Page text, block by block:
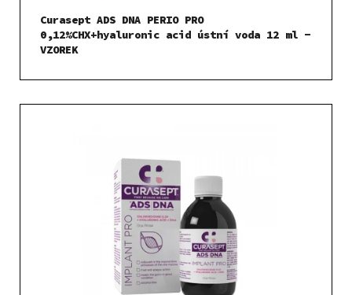
Curasept ADS DNA PERIO PRO
0,12%CHX+hyaluronic acid ústní voda 12 ml -
VZOREK